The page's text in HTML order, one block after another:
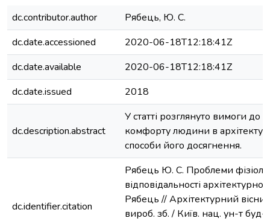
dc.contributor.author
Рябець, Ю. С.
dc.date.accessioned
2020-06-18T12:18:41Z
dc.date.available
2020-06-18T12:18:41Z
dc.date.issued
2018
dc.description.abstract
У статті розглянуто вимоги до
комфорту людини в
способи його досягнення.
dc.identifier.citation
Рябець Ю. С. Проблеми
відповідальності
Рябець // Архітектурний
вироб. зб. / Київ. нац. ун-т буд-